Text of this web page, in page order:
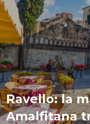
Ravello: la
Amalfitana